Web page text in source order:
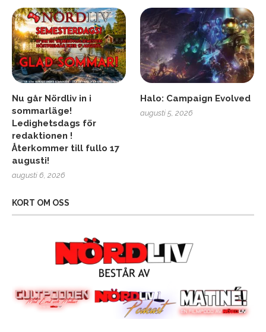
Nu går Nördliv in i
sommarläge!
Ledighetsdags för
redaktionen !
Återkommer till fullo 17
augusti!
augusti 6, 2026
Halo: Campaign Evolved
augusti 5, 2026
KORT OM OSS